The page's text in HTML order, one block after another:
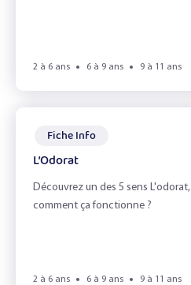
2 à 6 ans 6 à 9 ans 9 à 11 ans
Fiche Info
L’Odorat
Découvrez un des 5 sens L'odorat,
comment ça fonctionne ?
2 à 6 ans 6 à 9 ans 9 à 11 ans